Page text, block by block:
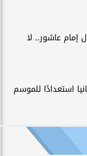
عاشور.. لا
استعدادًا للموسم